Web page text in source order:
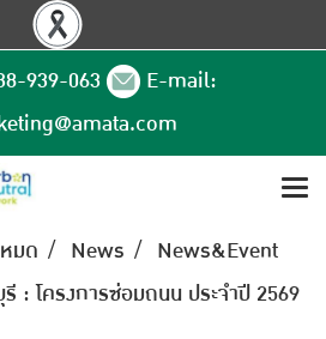
939-063
E-mail:
มด News
News&Event
: โครงการซ่อมถนน ประจำปี 2569